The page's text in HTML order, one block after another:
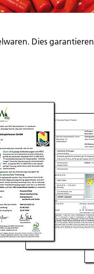
Dies garantieren